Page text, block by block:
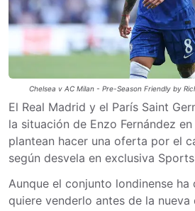
Chelsea v AC Milan - Pre-Season Friendly by
El Real Madrid y el París Saint
la situación de Enzo Fernández
plantean hacer una oferta por el
según desvela en exclusiva
Aunque el conjunto londinense
quiere venderlo antes de la nueva